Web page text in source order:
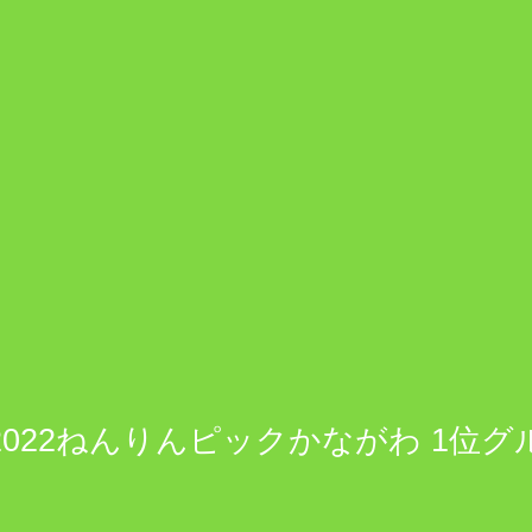
ねんりんピックかながわ 1位グ